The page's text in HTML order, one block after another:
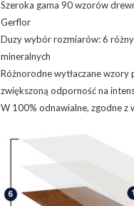
Szeroka gama 90 wzorów
Gerflor
Duzy wybór rozmiarów: 6
mineralnych
Różnorodne wytłaczane
zwiększoną odporność na
W 100% odnawialne, zgodne z